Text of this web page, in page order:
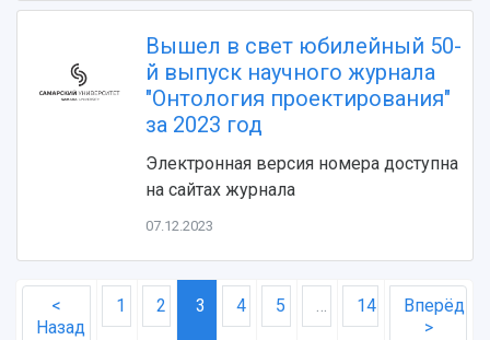
Официальные документы
Вышел в свет юбилейный 50-
й выпуск научного журнала
"Онтология проектирования"
за 2023 год
Электронная версия номера доступна
на сайтах журнала
07.12.2023
<
Назад
1 2 3 4 5 … 14
Вперёд
>